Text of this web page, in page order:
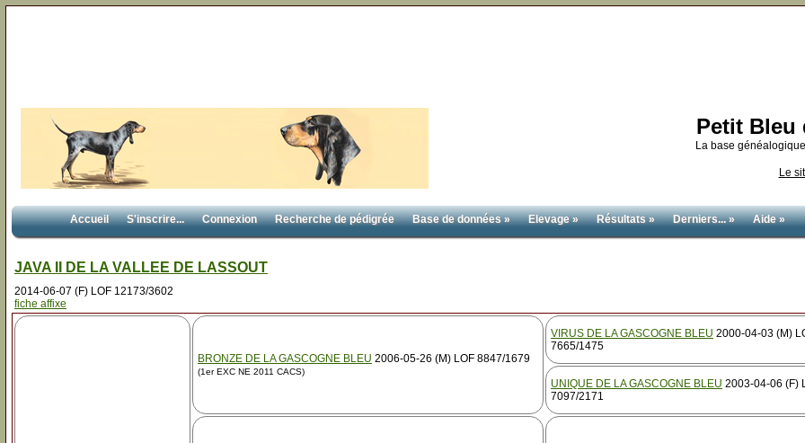
Petit Bleu
La base
Le
Accueil S'inscrire... Connexion Recherche de pédigrée Base de données » Elevage » Résultats » Derniers... » Aide »
JAVA II DE LA VALLEE DE LASSOUT
2014-06-07 (F) LOF 12173/3602
fiche affixe
BRONZE DE LA GASCOGNE BLEU 2006-05-26 (M) LOF 8847/1679
(1er EXC NE 2011 CACS)
VIRUS DE LA GASCOGNE BLEU 2000-04-03 (M)
7665/1475
UNIQUE DE LA GASCOGNE BLEU 2003-04-06 (F)
7097/2171